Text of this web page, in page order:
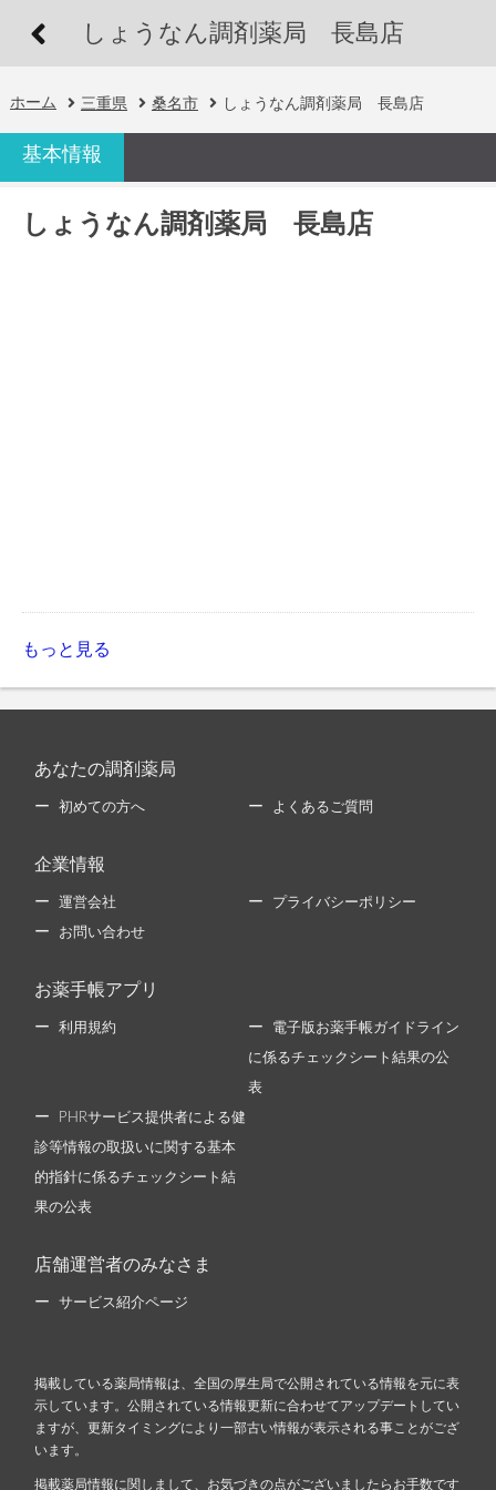
しょうなん調剤薬局 長島店
ホーム 三重県 桑名市 しょうなん調剤薬局 長島店
基本情報
しょうなん調剤薬局 長島店
もっと見る
あなたの調剤薬局
初めての方へ よくあるご質問
企業情報
運営会社 プライバシーポリシー
お問い合わせ
お薬手帳アプリ
利用規約 電子版お薬手帳ガイドライン
に係るチェックシート結果の公
表
PHRサービス提供者による健
診等情報の取扱いに関する基本
的指針に係るチェックシート結
果の公表
店舗運営者のみなさま
サービス紹介ページ
掲載している薬局情報は、全国の厚生局で公開されている情報を元に表
示しています。公開されている情報更新に合わせてアップデートしてい
ますが、更新タイミングにより一部古い情報が表示される事ことがござ
います。
掲載薬局情報に関しまして、お気づきの点がございましたらお手数です